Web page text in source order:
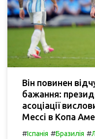
Він повинен
бажання:
асоціації
Мессі в Копа
#Іспанія #Бразилія #